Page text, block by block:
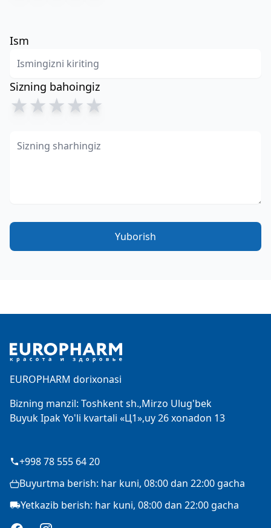
Ism
Sizning bahoingiz
★★★★★
Yuborish
EUROPHARM dorixonasi
Bizning manzil: Toshkent sh.,Mirzo Ulug'bek
Buyuk Ipak Yo'li kvartali «Ц1»,uy 26 xonadon 13
+998 78 555 64 20
Buyurtma berish: har kuni, 08:00 dan 22:00 gacha
Yetkazib berish: har kuni, 08:00 dan 22:00 gacha